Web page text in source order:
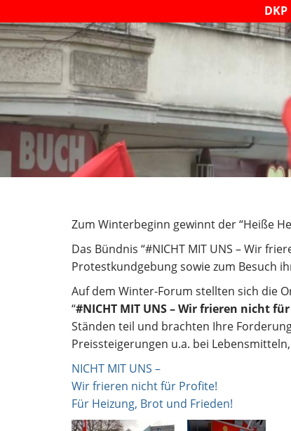
Zum Winterbeginn gewinnt der “Heiße
Das Bündnis “#NICHT MIT UNS – Wir
Protestkundgebung sowie zum Besuch
Auf dem Winter-Forum stellten sich die
“#NICHT MIT UNS – Wir frieren nicht
Ständen teil und brachten Ihre
Preissteigerungen u.a. bei
NICHT MIT UNS –
Wir frieren nicht für Profite!
Für Heizung, Brot und Frieden!